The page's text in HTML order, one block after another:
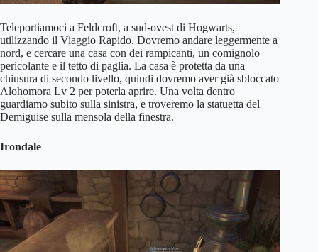
Teleportiamoci a Feldcroft, a sud-ovest di Hogwarts,
utilizzando il Viaggio Rapido. Dovremo andare leggermente a
nord, e cercare una casa con dei rampicanti, un comignolo
pericolante e il tetto di paglia. La casa è protetta da una
chiusura di secondo livello, quindi dovremo aver già sbloccato
Alohomora Lv 2 per poterla aprire. Una volta dentro
guardiamo subito sulla sinistra, e troveremo la statuetta del
Demiguise sulla mensola della finestra.
Irondale